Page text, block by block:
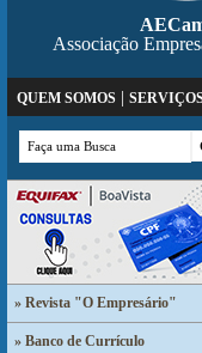
Associação
QUEM SOMOS |
» Revista "O Empresário"
» Banco de Currículo